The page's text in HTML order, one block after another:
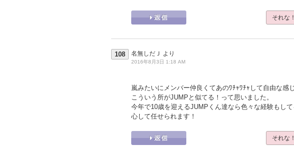
それな！
108 名無しだＪ より
2016年8月3日 1:18 AM
嵐みたいにメンバー仲良くてあのﾜﾁｬﾜﾁｬして自由な感
こういう所がJUMPと似てる！って思いました。
今年で10歳を迎えるJUMPくん達なら色々な経験もし
心して任せられます！
それな！